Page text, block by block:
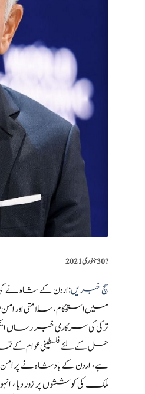
?️30 جنوری 2021
سچ خبریں:اردن کے شاہ نے
میں استحکام ، سلامتی اور
ترکی کی سرکاری خبر رساں
حل کے لئے فلسطینی عوام کے
ہے، اردن کے بادشاہ نے
ملک کی کوششوں پر زور